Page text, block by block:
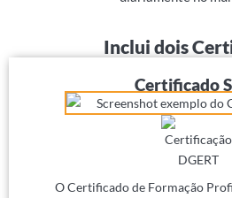
Inclui dois
Certificado
O Certificado de Formação